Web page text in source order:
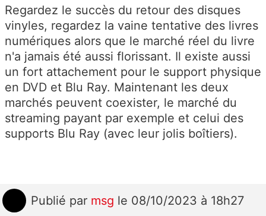
Regardez le succès du retour des disques
vinyles, regardez la vaine tentative des livres
numériques alors que le marché réel du livre
n'a jamais été aussi florissant. Il existe aussi
un fort attachement pour le support physique
en DVD et Blu Ray. Maintenant les deux
marchés peuvent coexister, le marché du
streaming payant par exemple et celui des
supports Blu Ray (avec leur jolis boîtiers).
Publié par msg le 08/10/2023 à 18h27